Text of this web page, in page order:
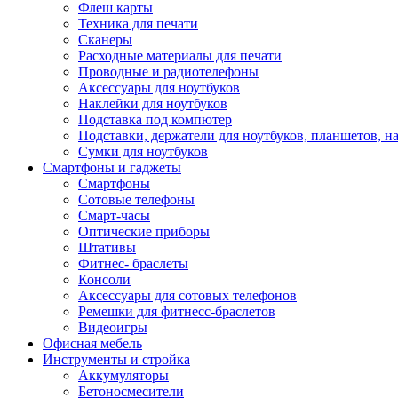
Флеш карты
Техника для печати
Сканеры
Расходные материалы для печати
Проводные и радиотелефоны
Аксессуары для ноутбуков
Наклейки для ноутбуков
Подставка под компютер
Подставки, держатели для ноутбуков, планшетов,
Сумки для ноутбуков
Смартфоны и гаджеты
Смартфоны
Сотовые телефоны
Смарт-часы
Оптические приборы
Штативы
Фитнес- браслеты
Консоли
Аксессуары для сотовых телефонов
Ремешки для фитнесс-браслетов
Видеоигры
Офисная мебель
Инструменты и стройка
Аккумуляторы
Бетоносмесители